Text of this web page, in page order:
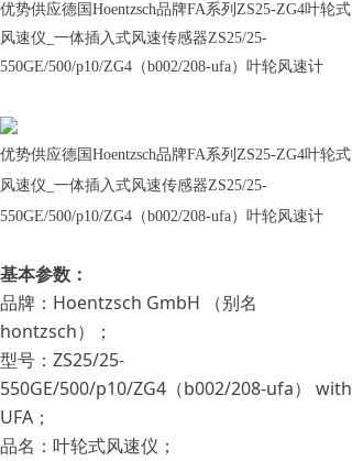
优势供应德国Hoentzsch品牌FA系列ZS25-ZG4叶轮式
风速仪_一体插入式风速传感器ZS25/25-
550GE/500/p10/ZG4（b002/208-ufa）叶轮风速计
优势供应德国Hoentzsch品牌FA系列ZS25-ZG4叶轮式
风速仪_一体插入式风速传感器ZS25/25-
550GE/500/p10/ZG4（b002/208-ufa）叶轮风速计
基本参数：
品牌：Hoentzsch GmbH （别名
hontzsch）；
型号：ZS25/25-
550GE/500/p10/ZG4（b002/208-ufa） with
UFA；
品名：叶轮式风速仪；